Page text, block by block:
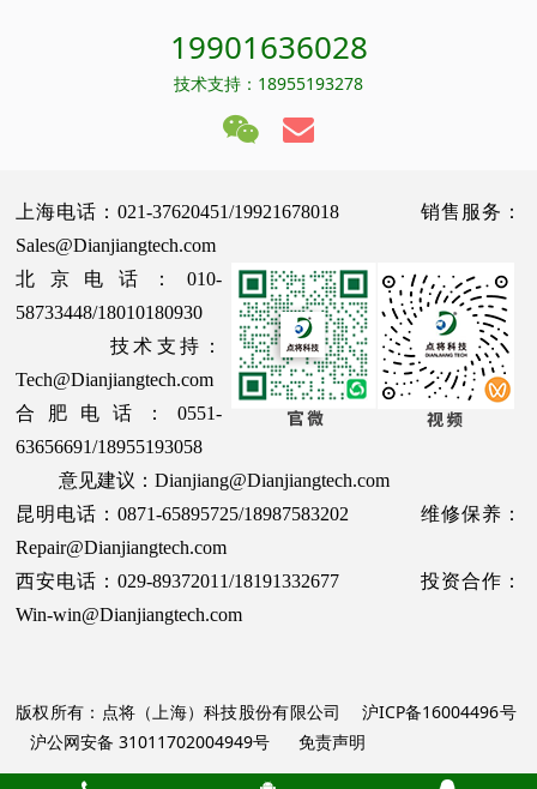
19901636028
技术支持：18955193278
上海电话：021-37620451/19921678018 销售服务：
Sales@Dianjiangtech.com
北京电话：010-
58733448/18010180930
技术支持：
Tech@Dianjiangtech.com
合肥电话：0551-
63656691/18955193058
意见建议：Dianjiang@Dianjiangtech.com
昆明电话：0871-65895725/18987583202 维修保养：
Repair@Dianjiangtech.com
西安电话：029-89372011/18191332677 投资合作：
Win-win@Dianjiangtech.com
版权所有：点将（上海）科技股份有限公司 沪ICP备16004496号
沪公网安备 31011702004949号
免责声明